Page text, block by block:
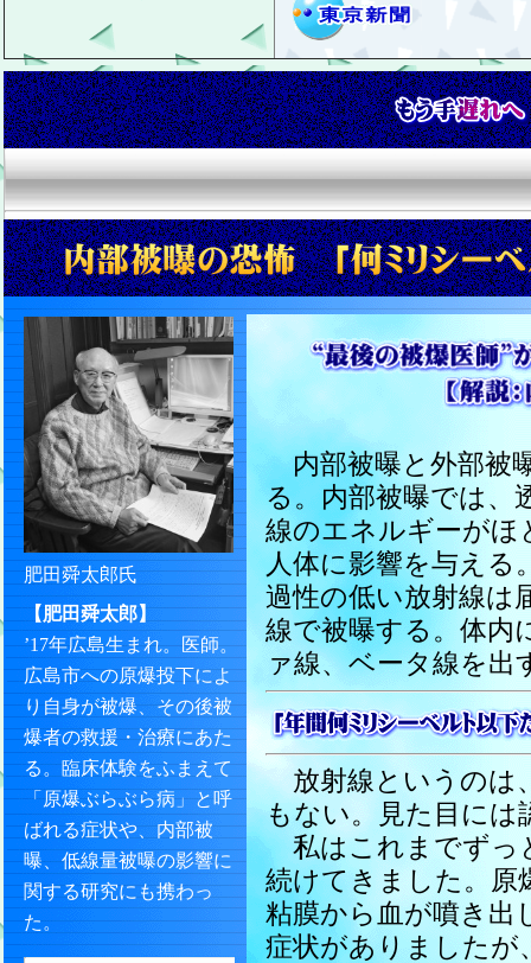
肥田舜太郎氏
【肥田舜太郎】
’17年広島生まれ。医師。
広島市への原爆投下によ
り自身が被爆、その後被
爆者の救援・治療にあた
る。臨床体験をふまえて
「原爆ぶらぶら病」と呼
ばれる症状や、内部被
曝、低線量被曝の影響に
関する研究にも携わっ
た。
内部被曝と外部被
る。内部被曝では、
線のエネルギーがほ
人体に影響を与える
過性の低い放射線は
線で被曝する。体内
ァ線、ベータ線を出
放射線というのは
もない。見た目には
私はこれまでずっ
続けてきました。原
粘膜から血が噴き出
症状がありましたが